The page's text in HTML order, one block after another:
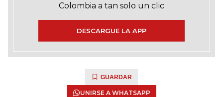
Colombia a tan solo un clic
DESCARGUE LA APP
GUARDAR
UNIRSE A WHATSAPP